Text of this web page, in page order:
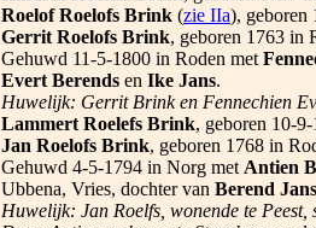
Roelof Roelofs Brink (zie IIa), geboren
Gerrit Roelofs Brink, geboren 1763 in
Gehuwd 11-5-1800 in Roden met
Evert Berends en Ike Jans.
Huwelijk: Gerrit Brink en Fennechien
Lammert Roelefs Brink, geboren 10-
Jan Roelofs Brink, geboren 1768 in
Gehuwd 4-5-1794 in Norg met Antien
Ubbena, Vries, dochter van Berend Jans
Huwelijk: Jan Roelfs, wonende te